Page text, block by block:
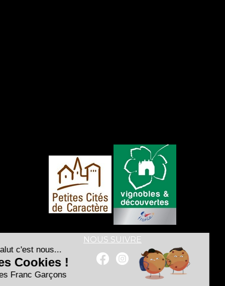
NOUS SUIVRE
Salut c'est nous...
les Cookies !
Les Franc Garçons